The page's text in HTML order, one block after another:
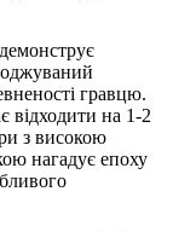
демонструє
гравцю.
відходити на 1-2
з високою
нагадує епоху